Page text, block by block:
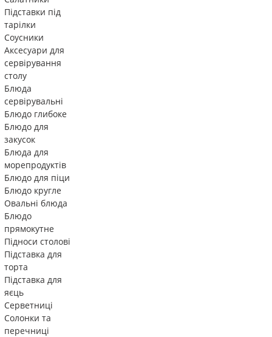
Підставки під
тарілки
Соусники
Аксесуари для
сервірування
столу
Блюда
сервірувальні
Блюдо глибоке
Блюдо для
закусок
Блюда для
морепродуктів
Блюдо для піци
Блюдо кругле
Овальні блюда
Блюдо
прямокутне
Підноси столові
Підставка для
торта
Підставка для
яєць
Серветниці
Солонки та
перечниці